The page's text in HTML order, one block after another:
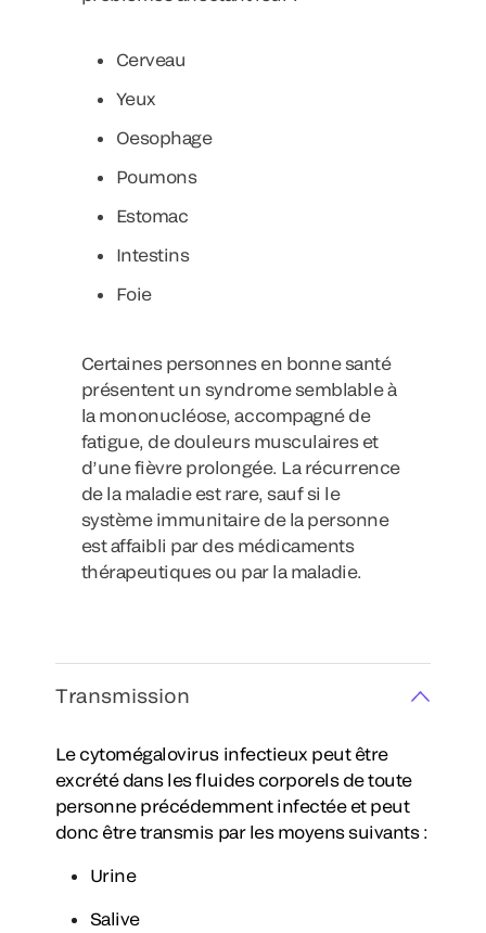
Cerveau
Yeux
Oesophage
Poumons
Estomac
Intestins
Foie
Certaines personnes en bonne santé
présentent un syndrome semblable à
la mononucléose, accompagné de
fatigue, de douleurs musculaires et
d’une fièvre prolongée. La récurrence
de la maladie est rare, sauf si le
système immunitaire de la personne
est affaibli par des médicaments
thérapeutiques ou par la maladie.
Transmission
Le cytomégalovirus infectieux peut être
excrété dans les fluides corporels de toute
personne précédemment infectée et peut
donc être transmis par les moyens suivants :
Urine
Salive